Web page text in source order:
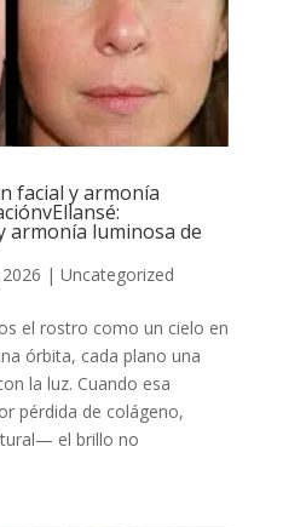
facial y armonía
armonía luminosa de
| Uncategorized
el rostro como un cielo en
órbita, cada plano una
la luz. Cuando esa
pérdida de colágeno,
el brillo no